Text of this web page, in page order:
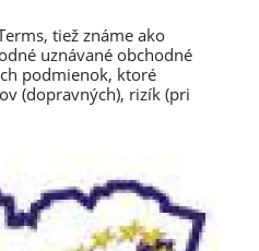
tiež známe ako
uznávané obchodné
podmienok, ktoré
(dopravných), rizík (pri